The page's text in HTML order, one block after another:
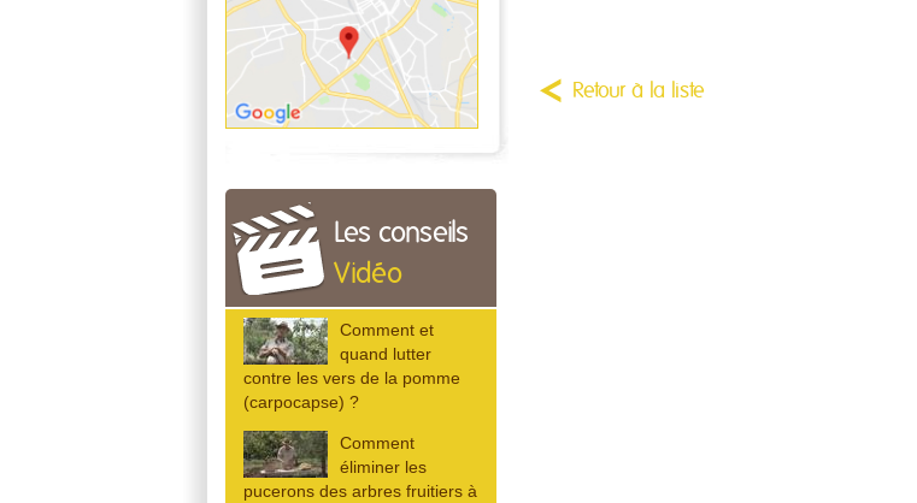
Les conseils
Vidéo
Comment et
quand lutter
contre les vers de la pomme
(carpocapse) ?
Comment
éliminer les
pucerons des arbres fruitiers à
Retour à la liste